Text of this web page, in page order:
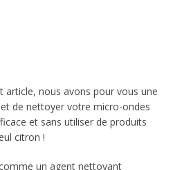
article, nous avons pour vous une
de nettoyer votre micro-ondes
et sans utiliser de produits
citron !
un agent nettoyant